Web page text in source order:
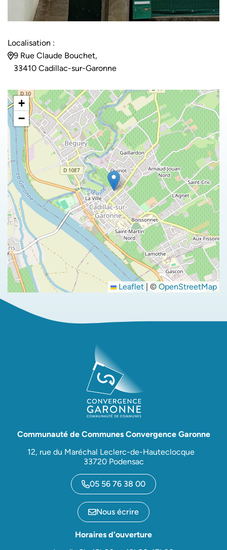
Localisation :
9 Rue Claude Bouchet,
33410 Cadillac-sur-Garonne
+
−
Leaflet © OpenStreetMap
Communauté de Communes Convergence Garonne
12, rue du Maréchal Leclerc-de-Hauteclocque
33720 Podensac
05 56 76 38 00
Nous écrire
Horaires d'ouverture